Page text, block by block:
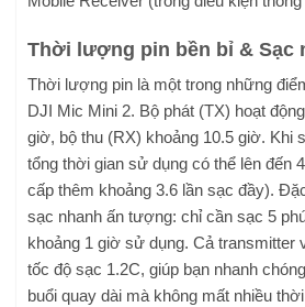
Thời lượng pin bền bỉ & Sạc
Thời lượng pin là một trong những
DJI Mic Mini 2. Bộ phát (TX) hoạt
giờ, bộ thu (RX) khoảng 10.5 giờ. Khi
tổng thời gian sử dụng có thể lên đến
cấp thêm khoảng 3.6 lần sạc đầy).
sạc nhanh ấn tượng: chỉ cần sạc 5
khoảng 1 giờ sử dụng. Cả transmitter
tốc độ sạc 1.2C, giúp bạn nhanh
buổi quay dài mà không mất nhiều